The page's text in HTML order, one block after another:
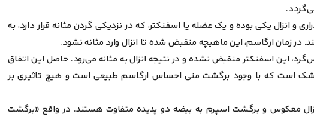
و انزال یکی بوده و یک عضله یا اسفنکتر، که در نزدیکی گردن مثانه قرار دارد، به
در زمان ارگاسم، این ماهیچه منقبض شده تا انزال وارد مثانه نشود.
این اسفنکتر منقبض نشده و در نتیجه انزال به مثانه می‌رود. حاصل این اتفاق
است که با وجود برگشت منی احساس ارگاسم طبیعی است و هیچ تاثیری بر
معکوس و برگشت اسپرم به بیضه دو پدیده متفاوت هستند. در واقع «برگشت